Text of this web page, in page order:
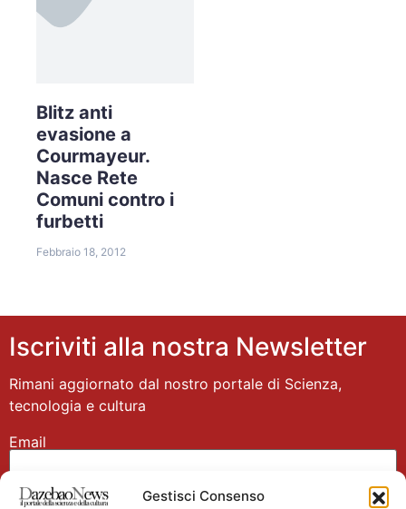
Gestisci Consenso
Blitz anti
evasione a
Courmayeur.
Nasce Rete
Comuni contro i
furbetti
Febbraio 18, 2012
Iscriviti alla nostra Newsletter
Rimani aggiornato dal nostro portale di Scienza,
tecnologia e cultura
Email